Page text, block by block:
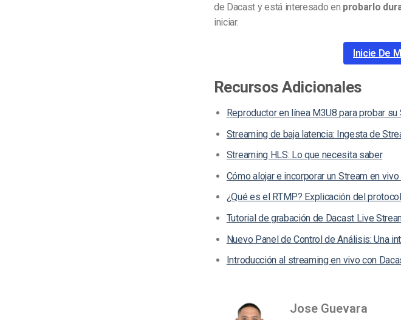
de Dacast y está interesado en probarlo
iniciar.
Inicie De
Recursos Adicionales
Reproductor en línea M3U8 para probar su
Streaming de baja latencia: Ingesta de
Streaming HLS: Lo que necesita saber
Cómo alojar e incorporar un Stream en
¿Qué es el RTMP? Explicación del
Tutorial de grabación de Dacast Live
Nuevo Panel de Control de Análisis: Una
Introducción al streaming en vivo con
Jose Guevara